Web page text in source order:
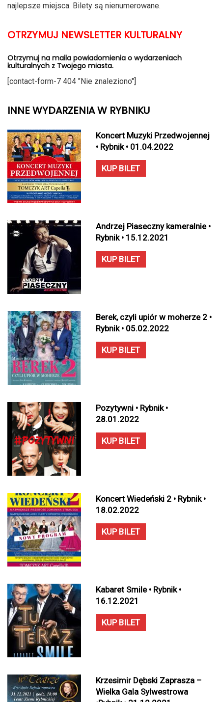
najlepsze miejsca. Bilety są nienumerowane.
OTRZYMUJ NEWSLETTER KULTURALNY
Otrzymuj na maila powiadomienia o wydarzeniach
kulturalnych z Twojego miasta.
[contact-form-7 404 "Nie znaleziono"]
INNE WYDARZENIA W RYBNIKU
Koncert Muzyki Przedwojennej
• Rybnik • 01.04.2022
KUP BILET
Andrzej Piaseczny kameralnie •
Rybnik • 15.12.2021
KUP BILET
Berek, czyli upiór w moherze 2 •
Rybnik • 05.02.2022
KUP BILET
Pozytywni • Rybnik •
28.01.2022
KUP BILET
Koncert Wiedeński 2 • Rybnik •
18.02.2022
KUP BILET
Kabaret Smile • Rybnik •
16.12.2021
KUP BILET
Krzesimir Dębski Zaprasza –
Wielka Gala Sylwestrowa